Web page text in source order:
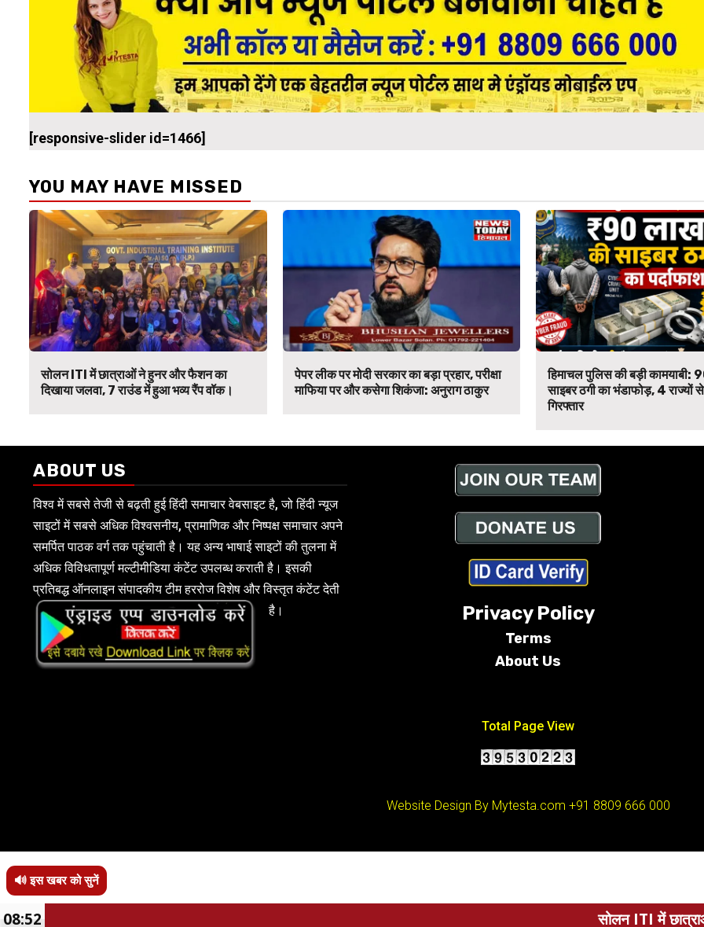
[responsive-slider id=1466]
YOU MAY HAVE MISSED
सोलन ITI में छात्राओं ने हुनर और फैशन का
दिखाया जलवा, 7 राउंड में हुआ भव्य रैंप वॉक।
पेपर लीक पर मोदी सरकार का बड़ा प्रहार, परीक्षा
माफिया पर और कसेगा शिकंजा: अनुराग ठाकुर
हिमाचल पुलिस की बड़ी कामयाबी:
साइबर ठगी का भंडाफोड़, 4 राज्यों
गिरफ्तार
ABOUT US
विश्व में सबसे तेजी से बढ़ती हुई हिंदी समाचार वेबसाइट है, जो हिंदी न्यूज
साइटों में सबसे अधिक विश्वसनीय, प्रामाणिक और निष्पक्ष समाचार अपने
समर्पित पाठक वर्ग तक पहुंचाती है। यह अन्य भाषाई साइटों की तुलना में
अधिक विविधतापूर्ण मल्टीमीडिया कंटेंट उपलब्ध कराती है। इसकी
प्रतिबद्ध ऑनलाइन संपादकीय टीम हररोज विशेष और विस्तृत कंटेंट देती
है।
Privacy Policy
Terms
About Us
Total Page View
Website Design By Mytesta.com +91 8809 666 000
🔊 इस खबर को सुनें
सोलन ITI में छात्राओं ने हुनर और फैशन का
08:52